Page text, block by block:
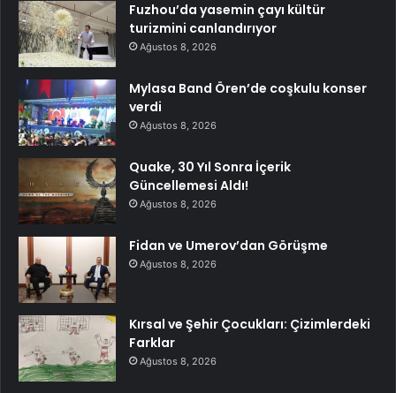
Fuzhou’da yasemin çayı kültür
turizmini canlandırıyor
Ağustos 8, 2026
Mylasa Band Ören’de coşkulu konser
verdi
Ağustos 8, 2026
Quake, 30 Yıl Sonra İçerik
Güncellemesi Aldı!
Ağustos 8, 2026
Fidan ve Umerov’dan Görüşme
Ağustos 8, 2026
Kırsal ve Şehir Çocukları: Çizimlerdeki
Farklar
Ağustos 8, 2026